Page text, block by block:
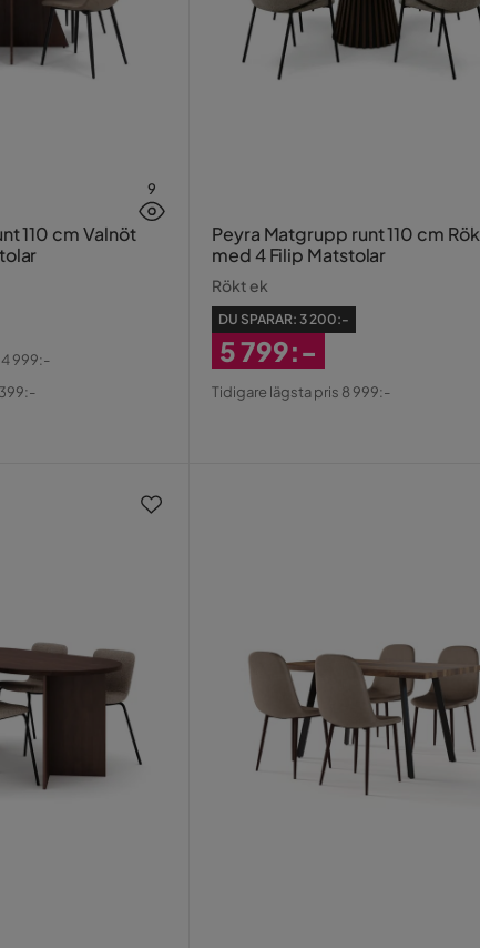
9
110 cm Valnöt
4 999:-
Peyra Matgrupp runt 110 cm
med 4 Filip Matstolar
Rökt ek
DU SPARAR: 3 200:-
Rabatterat
5 799:-
Tidigare lägsta pris 8 999:-